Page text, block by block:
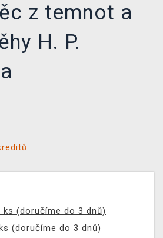
z temnot a
H. P.
ks (doručíme do 3 dnů)
(doručíme do 3 dnů)